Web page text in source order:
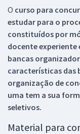
O curso para
estudar para o
constituídos por
docente experiente
bancas
características das
organização de
uma tem a sua
seletivos.
Material para